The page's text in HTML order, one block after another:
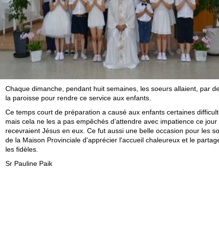
Chaque dimanche, pendant huit semaines, les soeurs allaient, par
la paroisse pour rendre ce service aux enfants.
Ce temps court de préparation a causé aux enfants certaines
mais cela ne les a pas empêchés d’attendre avec impatience ce jour
recevraient Jésus en eux. Ce fut aussi une belle occasion pour les
de la Maison Provinciale d'apprécier l'accueil chaleureux et le
les fidèles.
Sr Pauline Paik